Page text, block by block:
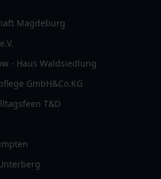
Magdeburg
- Haus Waldsiedlung
GmbH&Co.KG
T&D